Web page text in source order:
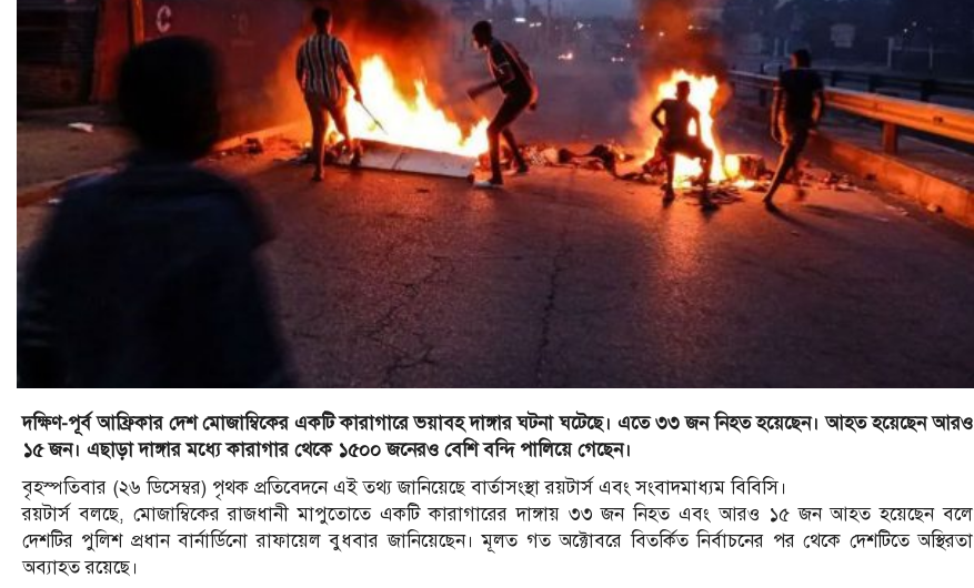
দক্ষিণ-পূর্ব আফ্রিকার দেশ মোজাম্বিকের একটি কারাগারে ভয়াবহ দাঙ্গার ঘটনা ঘটেছে। এতে ৩৩ জন নিহত হয়েছেন। আহত হয়েছেন আরও
১৫ জন। এছাড়া দাঙ্গার মধ্যে কারাগার থেকে ১৫০০ জনেরও বেশি বন্দি পালিয়ে গেছেন।
বৃহস্পতিবার (২৬ ডিসেম্বর) পৃথক প্রতিবেদনে এই তথ্য জানিয়েছে বার্তাসংস্থা রয়টার্স এবং সংবাদমাধ্যম বিবিসি।
রয়টার্স বলছে, মোজাম্বিকের রাজধানী মাপুতোতে একটি কারাগারের দাঙ্গায় ৩৩ জন নিহত এবং আরও ১৫ জন আহত হয়েছেন বলে
দেশটির পুলিশ প্রধান বার্নার্ডিনো রাফায়েল বুধবার জানিয়েছেন। মূলত গত অক্টোবরে বিতর্কিত নির্বাচনের পর থেকে দেশটিতে অস্থিরতা
অব্যাহত রয়েছে।